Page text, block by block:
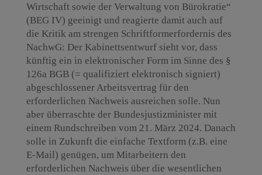
Wirtschaft sowie der Verwaltung von Bürokratie“
(BEG IV) geeinigt und reagierte damit auch auf
die Kritik am strengen Schriftformerfordernis des
NachwG: Der Kabinettsentwurf sieht vor, dass
künftig ein in elektronischer Form im Sinne des §
126a BGB (= qualifiziert elektronisch signiert)
abgeschlossener Arbeitsvertrag für den
erforderlichen Nachweis ausreichen solle. Nun
aber überraschte der Bundesjustizminister mit
einem Rundschreiben vom 21. März 2024. Danach
solle in Zukunft die einfache Textform (z.B. eine
E-Mail) genügen, um Mitarbeitern den
erforderlichen Nachweis über die wesentlichen